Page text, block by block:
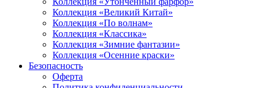
Коллекция «Великий Китай»
Коллекция «По волнам»
Коллекция «Классика»
Коллекция «Зимние фантазии»
Коллекция «Осенние краски»
Безопасность
Оферта